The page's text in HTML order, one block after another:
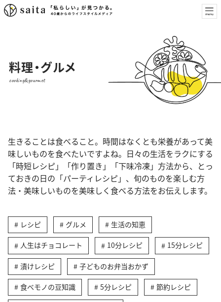
料理・グルメ
cooking&gourmet
生きることは食べること。時間はなくとも栄養があって美
味しいものを食べたいですよね。日々の生活をラクにする
「時短レシピ」「作り置き」「下味冷凍」方法から、とっ
ておきの日の「パーティレシピ」、旬のものを楽しむ方
法・美味しいものを美味しく食べる方法をお伝えします。
レシピ グルメ 生活の知恵
人生はチョコレート 10分レシピ 15分レシピ
漬けレシピ 子どものお弁当おかず
食べモノの豆知識 5分レシピ 節約レシピ